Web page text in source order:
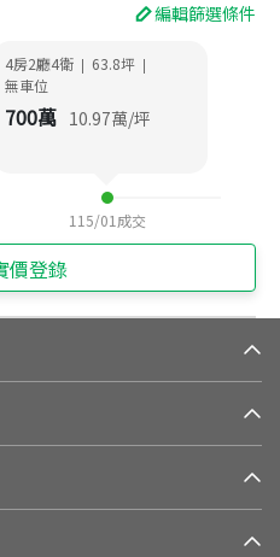
編輯篩選條件
4房2廳4衛 | 63.8坪 |
無車位
700萬 10.97萬/坪
115/01 成交
價登錄